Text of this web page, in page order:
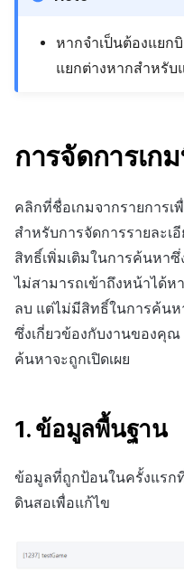
หากจำเป็นต้องแยก
แยกต่างหากสำหรับ
การจัดการเก
คลิกที่ชื่อเกมจากรายการเ
สำหรับการจัดการรายละเ
สิทธิ์เพิ่มเติมในการค้นหา
ไม่สามารถเข้าถึงหน้าได้ห
ลบ แต่ไม่มีสิทธิ์ในการค้น
ซึ่งเกี่ยวข้องกับงานของคุ
ค้นหาจะถูกเปิดเผย
1. ข้อมูลพื้นฐาน
ข้อมูลที่ถูกป้อนในครั้งแรก
ดินสอเพื่อแก้ไข